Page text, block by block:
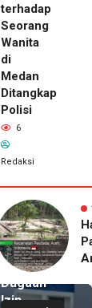
terhadap
Seorang
Wanita
di
Medan
Ditangkap
Polisi
6
Redaksi
1 hari lalu
Deli
Serdang
Bantah
Terlibat
Dugaan
Izin